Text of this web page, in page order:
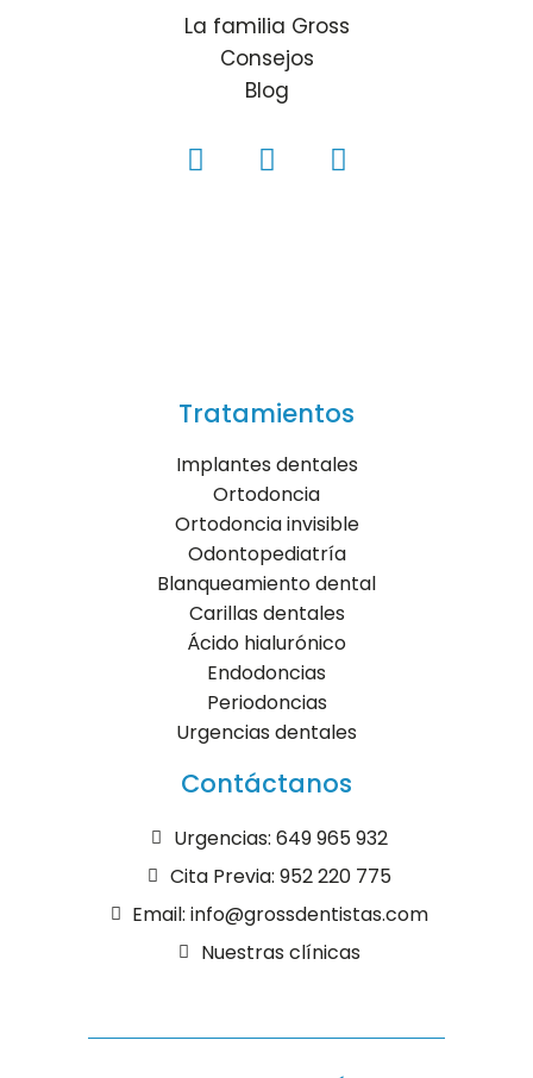
La familia Gross
Consejos
Blog
Tratamientos
Implantes dentales
Ortodoncia
Ortodoncia invisible
Odontopediatría
Blanqueamiento dental
Carillas dentales
Ácido hialurónico
Endodoncias
Periodoncias
Urgencias dentales
Contáctanos
Urgencias: 649 965 932
Cita Previa: 952 220 775
Email: info@grossdentistas.com
Nuestras clínicas